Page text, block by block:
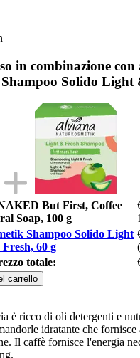
in combinazione
Solido Light
But First, Coffee
Soap, 100 g
Shampoo Solido Light
60 g
totale:
carrello
è ricco di oli detergenti e
idratante che fornisce
Il caffè fornisce l'energia